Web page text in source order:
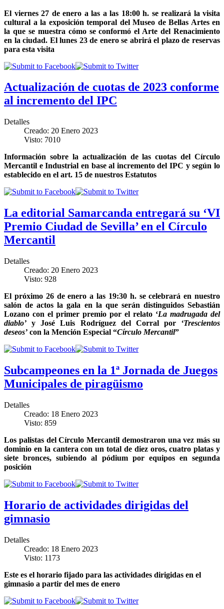
El viernes 27 de enero a las a las 18:00 h. se realizará la visita
cultural a la exposición temporal del Museo de Bellas Artes en
la que se muestra cómo se conformó el Arte del Renacimiento
en la ciudad. El lunes 23 de enero se abrirá el plazo de reservas
para esta visita
Actualización de cuotas de 2023 conforme
al incremento del IPC
Detalles
Creado: 20 Enero 2023
Visto: 7010
Información sobre la actualización de las cuotas del Círculo
Mercantil e Industrial en base al incremento del IPC y según lo
establecido en el art. 15 de nuestros Estatutos
La editorial Samarcanda entregará su ‘VI
Premio Ciudad de Sevilla’ en el Círculo
Mercantil
Detalles
Creado: 20 Enero 2023
Visto: 928
El próximo 26 de enero a las 19:30 h. se celebrará en nuestro
salón de actos la gala en la que serán distinguidos Sebastián
Lozano con el primer premio por el relato ‘La madrugada del
diablo’ y José Luis Rodríguez del Corral por ‘Trescientos
deseos’ con la Mención Especial “Círculo Mercantil”
Subcampeones en la 1ª Jornada de Juegos
Municipales de piragüismo
Detalles
Creado: 18 Enero 2023
Visto: 859
Los palistas del Círculo Mercantil demostraron una vez más su
dominio en la cantera con un total de diez oros, cuatro platas y
siete bronces, subiendo al pódium por equipos en segunda
posición
Horario de actividades dirigidas del
gimnasio
Detalles
Creado: 18 Enero 2023
Visto: 1173
Este es el horario fijado para las actividades dirigidas en el
gimnasio a partir del mes de enero